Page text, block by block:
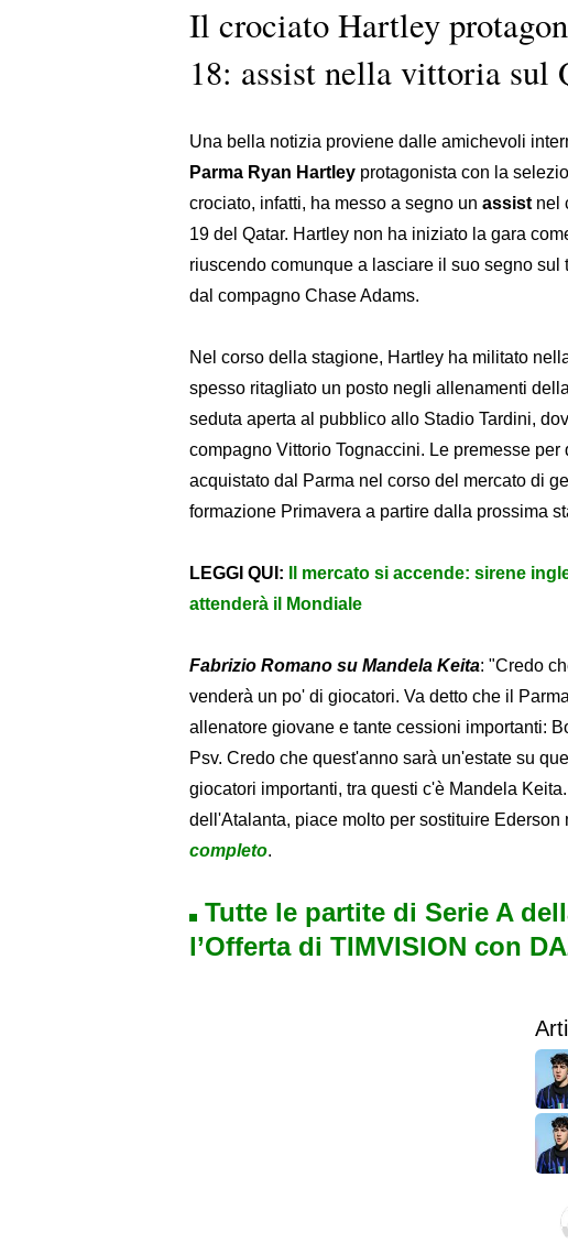
Il crociato Hartley
18: assist nella vittoria sul
Una bella notizia proviene dalle amichevoli
Parma Ryan Hartley protagonista con la
crociato, infatti, ha messo a segno un assist nel
19 del Qatar. Hartley non ha iniziato la gara
riuscendo comunque a lasciare il suo segno
dal compagno Chase Adams.
Nel corso della stagione, Hartley ha militato
spesso ritagliato un posto negli allenamenti
seduta aperta al pubblico allo Stadio Tardini,
compagno Vittorio Tognaccini. Le premesse
acquistato dal Parma nel corso del mercato di
formazione Primavera a partire dalla prossima
LEGGI QUI:
Il mercato si accende: sirene
attenderà il Mondiale
Fabrizio Romano su Mandela Keita: "Credo
venderà un po' di giocatori. Va detto che il
allenatore giovane e tante cessioni importanti:
Psv. Credo che quest'anno sarà un'estate su
giocatori importanti, tra questi c'è Mandela
dell'Atalanta, piace molto per sostituire Ederson
completo.
Tutte le partite di Serie A
l’Offerta di TIMVISION con